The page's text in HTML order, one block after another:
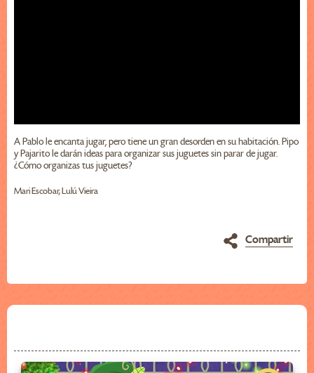
A Pablo le encanta jugar, pero tiene un gran desorden en su habitación. Pipo
y Pajarito le darán ideas para organizar sus juguetes sin parar de jugar.
¿Cómo organizas tus juguetes?
Mari Escobar, Lulú Vieira
Compartir